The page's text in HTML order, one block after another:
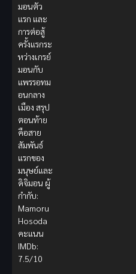
มอนตัว
แรก และ
การต่อสู้
ครั้งแรกระ
หว่างเกรย์
มอนกับ
แพรรอทม
อนกลาง
เมือง สรุป
ตอนท้าย
คือสาย
สัมพันธ์
แรกของ
มนุษย์และ
ดิจิมอน ผู้
กำกับ:
Mamoru
Hosoda
คะแนน
IMDb:
7.5/10